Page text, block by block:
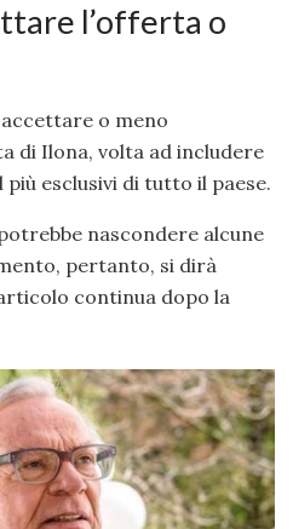
l’offerta o
o meno
di Ilona, volta ad includere
esclusivi di tutto il paese.
nascondere alcune
pertanto, si dirà
continua dopo la